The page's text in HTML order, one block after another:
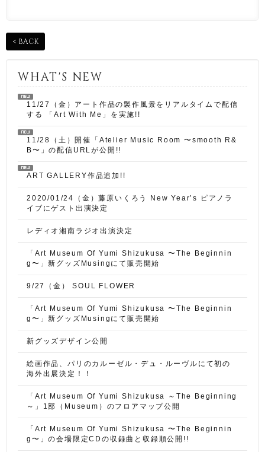
< BACK
WHAT'S NEW
11/27（金）アート作品の製作風景をリアルタイムで配信
する 「Art With Me」を実施!!
11/28（土）開催「Atelier Music Room 〜smooth R&
B〜」の配信URLが公開!!
ART GALLERY作品追加!!
2020/01/24（金）藤原いくろう New Year’s ピアノラ
イブにゲスト出演決定
レディオ湘南ラジオ出演決定
「Art Museum Of Yumi Shizukusa 〜The Beginnin
g〜」新グッズMusingにて販売開始
9/27（金） SOUL FLOWER
「Art Museum Of Yumi Shizukusa 〜The Beginnin
g〜」新グッズMusingにて販売開始
新グッズデザイン公開
絵画作品、パリのカルーゼル・デュ・ルーヴルにて初の
海外出展決定！！
「Art Museum Of Yumi Shizukusa ～The Beginning
～」1部（Museum）のフロアマップ公開
「Art Museum Of Yumi Shizukusa 〜The Beginnin
g〜」の会場限定CDの収録曲と収録順公開!!